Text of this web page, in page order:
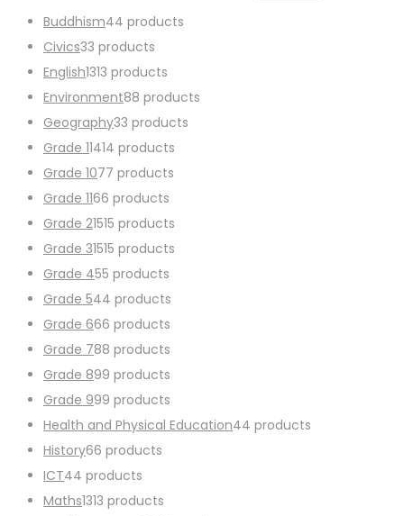
Buddhism44 products
Civics33 products
English1313 products
Environment88 products
Geography33 products
Grade 11414 products
Grade 1077 products
Grade 1166 products
Grade 21515 products
Grade 31515 products
Grade 455 products
Grade 544 products
Grade 666 products
Grade 788 products
Grade 899 products
Grade 999 products
Health and Physical Education44 products
History66 products
ICT44 products
Maths1313 products